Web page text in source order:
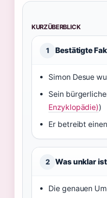
KURZÜBERBLICK
1 Bestätigte
Simon Desue
Sein
Enzyklopädie))
Er betreibt
2 Was unklar ist
Die genauen